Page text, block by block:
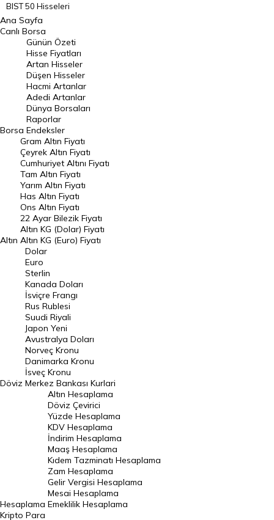
BIST 50 Hisseleri
BIST 100 Hisseleri
En Çok Artan Hisseler
En Çok Düşen Hisseler
Hacmi Artanlar
Geçmiş Kapanışlar
Dünya Borsaları
Raporlar
Endeksler
DÖVİZ
Döviz Kuru
Dolar Kuru
Euro Kuru
Pound Kuru
Frank Kuru
Riyal Kuru
Avustralya Doları
Danimarka Kronu Kuru
Kanada Doları Kuru
Norveç Kronu Kuru
İsveç Kronu Kuru
Japon Yeni Kuru
Serbest Piyasa Döviz Kurları
Merkez Bankası Döviz Kurları
Altın Fiyatları
Ana Sayfa
Canlı Borsa
Borsa
Günün Özeti
Hisse Fiyatları
Artan Hisseler
Düşen Hisseler
Hacmi Artanlar
Adedi Artanlar
Dünya Borsaları
Raporlar
Endeksler
Altın
Gram Altın Fiyatı
Çeyrek Altın Fiyatı
Cumhuriyet Altını Fiyatı
Tam Altın Fiyatı
Yarım Altın Fiyatı
Has Altın Fiyatı
Ons Altın Fiyatı
22 Ayar Bilezik Fiyatı
Altın KG (Dolar) Fiyatı
Altın KG (Euro) Fiyatı
Döviz
Dolar
Euro
Sterlin
Kanada Doları
İsviçre Frangı
Rus Rublesi
Suudi Riyali
Japon Yeni
Avustralya Doları
Norveç Kronu
Danimarka Kronu
İsveç Kronu
Merkez Bankası Kurlari
Hesaplama
Altın Hesaplama
Döviz Çevirici
Yüzde Hesaplama
KDV Hesaplama
İndirim Hesaplama
Maaş Hesaplama
Kıdem Tazminatı Hesaplama
Zam Hesaplama
Gelir Vergisi Hesaplama
Mesai Hesaplama
Emeklilik Hesaplama
Kripto Para